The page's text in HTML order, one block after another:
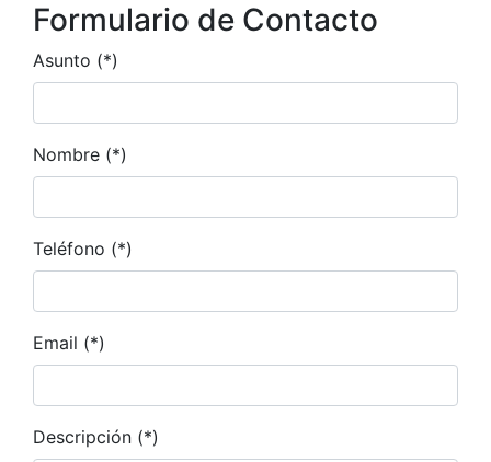
Formulario de Contacto
Asunto (*)
Nombre (*)
Teléfono (*)
Email (*)
Descripción (*)